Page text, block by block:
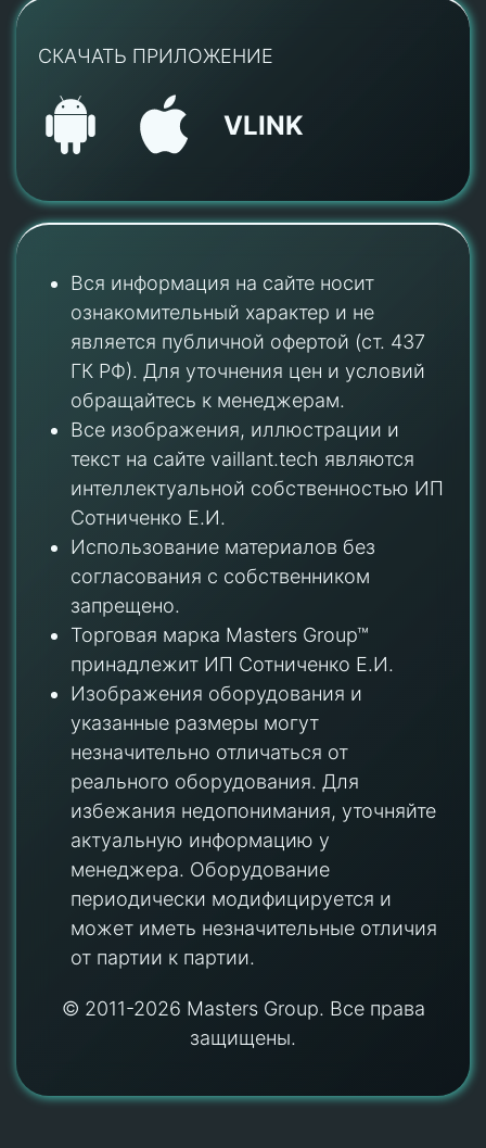
СКАЧАТЬ ПРИЛОЖЕНИЕ
VLINK
Вся информация на сайте носит
ознакомительный характер и не
является публичной офертой (ст. 437
ГК РФ). Для уточнения цен и условий
обращайтесь к менеджерам.
Все изображения, иллюстрации и
текст на сайте vaillant.tech являются
интеллектуальной собственностью ИП
Сотниченко Е.И.
Использование материалов без
согласования с собственником
запрещено.
Торговая марка Masters Group™
принадлежит ИП Сотниченко Е.И.
Изображения оборудования и
указанные размеры могут
незначительно отличаться от
реального оборудования. Для
избежания недопонимания, уточняйте
актуальную информацию у
менеджера. Оборудование
периодически модифицируется и
может иметь незначительные отличия
от партии к партии.
© 2011-2026 Masters Group. Все права
защищены.